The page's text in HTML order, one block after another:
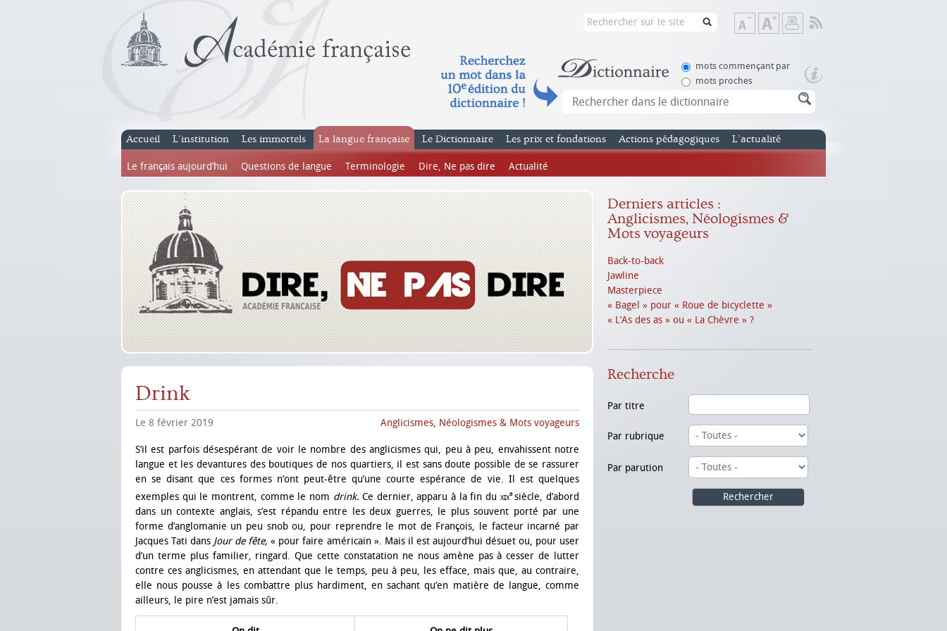
Diminuer
la
de
Augmenter
la
de
mots commençant par
mots proches
Accueil L’institution Les immortels La langue française
Le français aujourd’hui Questions de langue Terminologie Dire, Ne pas dire Actualité
Le Dictionnaire Les prix et fondations Actions pédagogiques L’actualité
Drink
Le 8 février 2019 Anglicismes, Néologismes & Mots voyageurs
S’il est parfois désespérant de voir le nombre des anglicismes qui, peu à peu, envahissent notre
langue et les devantures des boutiques de nos quartiers, il est sans doute possible de se rassurer
en se disant que ces formes n’ont peut-être qu’une courte espérance de vie. Il est quelques
exemples qui le montrent, comme le nom drink.Ce dernier, apparu à la fin du xixe siècle, d’abord
dans un contexte anglais, s’est répandu entre les deux guerres, le plus souvent porté par une
forme d’anglomanie un peu snob ou, pour reprendre le mot de François, le facteur incarné par
Jacques Tati dans Jour de fête,« pour faire américain ». Mais il est aujourd’hui désuet ou, pour user
d’un terme plus familier, ringard. Que cette constatation ne nous amène pas à cesser de lutter
contre ces anglicismes, en attendant que le temps, peu à peu, les efface, mais que, au contraire,
elle nous pousse à les combattre plus hardiment, en sachant qu’en matière de langue, comme
ailleurs, le pire n’est jamais sûr.
Derniers articles :
Anglicismes, Néologismes &
Mots voyageurs
Back-to-back
Jawline
Masterpiece
« Bagel » pour « Roue de bicyclette »
« L’As des as » ou « La Chèvre » ?
Recherche
Par titre
Par rubrique
Par parution